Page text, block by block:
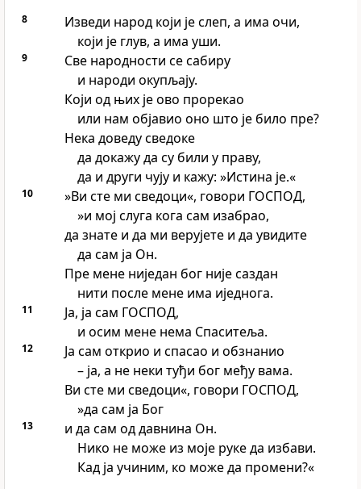
8
Изведи народ који је слеп, а има очи,
који је глув, а има уши.
9
Све народности се сабиру
и народи окупљају.
Који од њих је ово прорекао
или нам објавио оно што је било пре?
Нека доведу сведоке
да докажу да су били у праву,
да и други чују и кажу: »Истина је.«
10
»Ви сте ми сведоци«, говори ГОСПОД,
»и мој слуга кога сам изабрао,
да знате и да ми верујете и да увидите
да сам ја Он.
Пре мене ниједан бог није саздан
нити после мене има иједнога.
11
Ја, ја сам ГОСПОД,
и осим мене нема Спаситеља.
12
Ја сам открио и спасао и обзнанио
– ја, а не неки туђи бог међу вама.
Ви сте ми сведоци«, говори ГОСПОД,
»да сам ја Бог
13
и да сам од давнина Он.
Нико не може из моје руке да избави.
Кад ја учиним, ко може да промени?«